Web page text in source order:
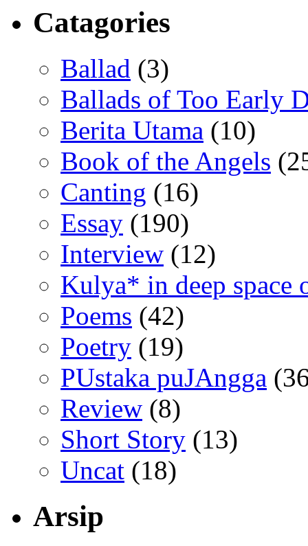
Catagories
Ballad (3)
Ballads of Too Early
Berita Utama (10)
Book of the Angels
Canting (16)
Essay (190)
Interview (12)
Kulya* in deep space
Poems (42)
Poetry (19)
PUstaka puJAngga
Review (8)
Short Story (13)
Uncat (18)
Arsip